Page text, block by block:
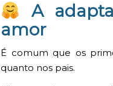
A
amor
É comum que os
quanto nos pais.